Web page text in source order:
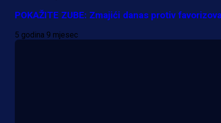
POKAŽITE ZUBE: Zmajići danas protiv
5 godina 9 mjesec